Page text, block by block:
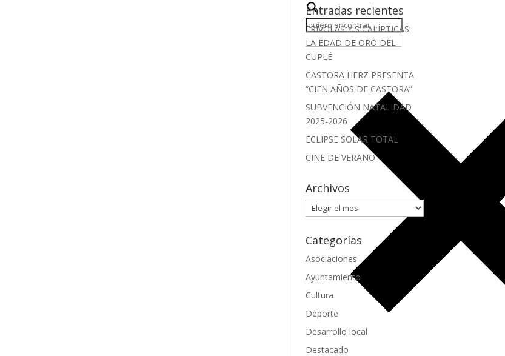
Entradas recientes
FRÍVOLAS Y SICALÍPTICAS:
LA EDAD DE ORO DEL
CUPLÉ
CASTORA HERZ PRESENTA
“CIEN AÑOS DE CASTORA”
SUBVENCIÓN NATALIDAD
2025-2026
ECLIPSE SOLAR TOTAL
CINE DE VERANO
Archivos
Archivos
Categorías
Asociaciones
Ayuntamiento
Cultura
Deporte
Desarrollo local
Destacado